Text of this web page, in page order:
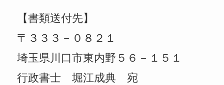
【書類送付先】
〒３３３－０８２１
埼玉県川口市東内野５６－１５１
行政書士 堀江成典 宛